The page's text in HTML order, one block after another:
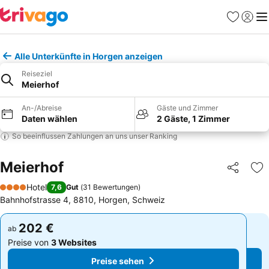
Favoriten
Alle Unterkünfte in Horgen anzeigen
Reiseziel
Meierhof
An-/Abreise
Daten wählen
Gäste und Zimmer
2 Gäste, 1 Zimmer
So beeinflussen Zahlungen an uns unser Ranking
Meierhof Teilen
4 Sterne
Hotel 7,6 Gut (31 Bewertungen)
Bahnhofstrasse 4, 8810, Horgen, Schweiz
ab 202 €
Preise von 3 Websites
Preise sehen
ab 202 €
Preise von 3 Websites
Preise sehen